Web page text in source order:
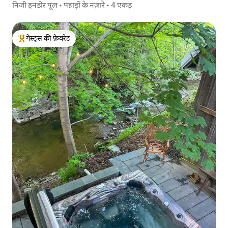
निजी इनडोर पूल • पहाड़ों के नज़ारे • 4 एकड़
गेस्ट्स का टॉप फ़ेवरेट
गेस्ट्स की फ़ेवरेट